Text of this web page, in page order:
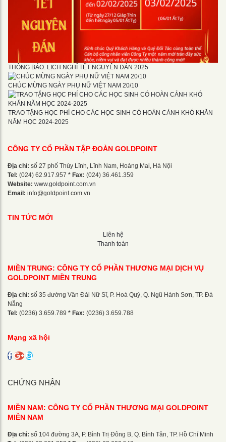
THÔNG BÁO: LỊCH NGHỈ TẾT NGUYÊN ĐÁN 2025
CHÚC MỪNG NGÀY PHỤ NỮ VIỆT NAM 20/10
TRAO TẶNG HỌC PHÍ CHO CÁC HỌC SINH CÓ HOÀN CẢNH KHÓ KHĂN
NĂM HỌC 2024-2025
CÔNG TY CỔ PHẦN TẬP ĐOÀN GOLDPOINT
Địa chỉ: số 27 phố Thúy Lĩnh, Lĩnh Nam, Hoàng Mai, Hà Nội
Tel: (024) 62.917.957 * Fax: (024) 36.461.359
Website: www.goldpoint.com.vn
Email: info@goldpoint.com.vn
TIN TỨC MỚI
Liên hệ
Thanh toán
MIỀN TRUNG: CÔNG TY CỔ PHẦN THƯƠNG MẠI DỊCH VỤ
GOLDPOINT MIỀN TRUNG
Địa chỉ: số 35 đường Vân Đài Nữ Sĩ, P. Hoà Quý, Q. Ngũ Hành Sơn, TP. Đà
Nẵng
Tel: (0236) 3.659.789 * Fax: (0236) 3.659.788
Mạng xã hội
CHỨNG NHẬN
MIỀN NAM: CÔNG TY CỔ PHẦN THƯƠNG MẠI GOLDPOINT
MIỀN NAM
Địa chỉ: số 104 đường 3A, P. Bình Trị Đông B, Q. Bình Tân, TP. Hồ Chí Minh